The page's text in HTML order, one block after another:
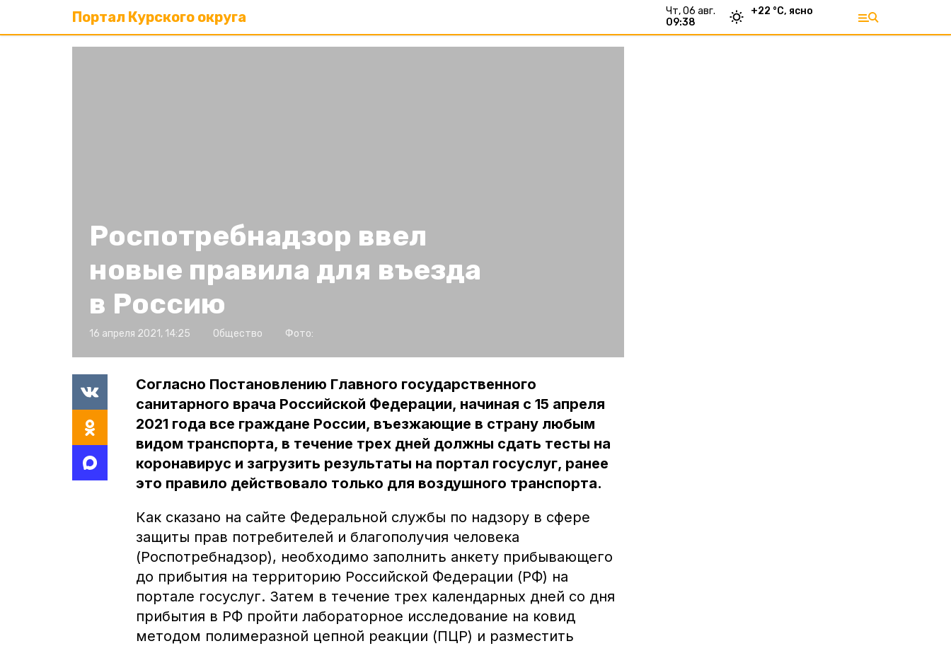
Портал Курского округа
чт, 06 авг.
09:38
+22 °С, ясно
Роспотребнадзор ввел
новые правила для въезда
в Россию
16 апреля 2021, 14:25 Общество Фото:
Согласно Постановлению Главного государственного
санитарного врача Российской Федерации, начиная с 15 апреля
2021 года все граждане России, въезжающие в страну любым
видом транспорта, в течение трех дней должны сдать тесты на
коронавирус и загрузить результаты на портал госуслуг, ранее
это правило действовало только для воздушного транспорта.
Как сказано на сайте Федеральной службы по надзору в сфере
защиты прав потребителей и благополучия человека
(Роспотребнадзор), необходимо заполнить анкету прибывающего
до прибытия на территорию Российской Федерации (РФ) на
портале госуслуг. Затем в течение трех календарных дней со дня
прибытия в РФ пройти лабораторное исследование на ковид
методом полимеразной цепной реакции (ПЦР) и разместить